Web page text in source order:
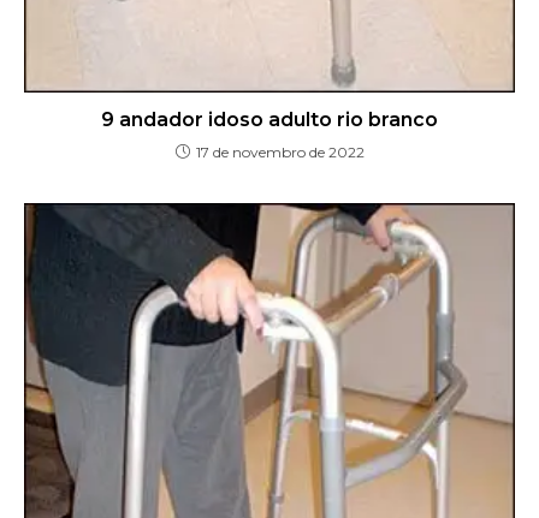
9 andador idoso adulto rio branco
17 de novembro de 2022